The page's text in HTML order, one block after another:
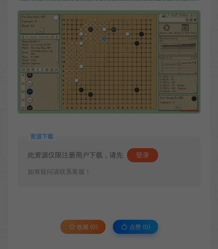
资源下载
此资源仅限注册用户下载，请先 登录
如有疑问请联系客服！
收藏 (0) 点赞 (0)